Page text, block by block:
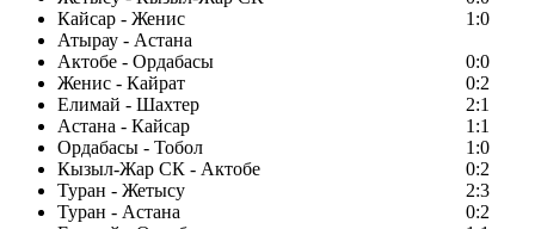
Кайсар - Женис
1:0
Атырау - Астана
Актобе - Ордабасы
0:0
Женис - Кайрат
0:2
Елимай - Шахтер
2:1
Астана - Кайсар
1:1
Ордабасы - Тобол
1:0
Кызыл-Жар СК - Актобе
0:2
Туран - Жетысу
2:3
Туран - Астана
0:2